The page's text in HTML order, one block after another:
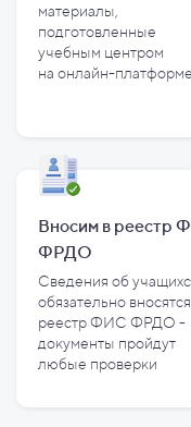
материалы,
подготовленные
учебным центром
на онлайн-платформе
Вносим в реестр
ФРДО
Сведения об
обязательно
реестр ФИС ФРДО -
документы пройдут
любые проверки